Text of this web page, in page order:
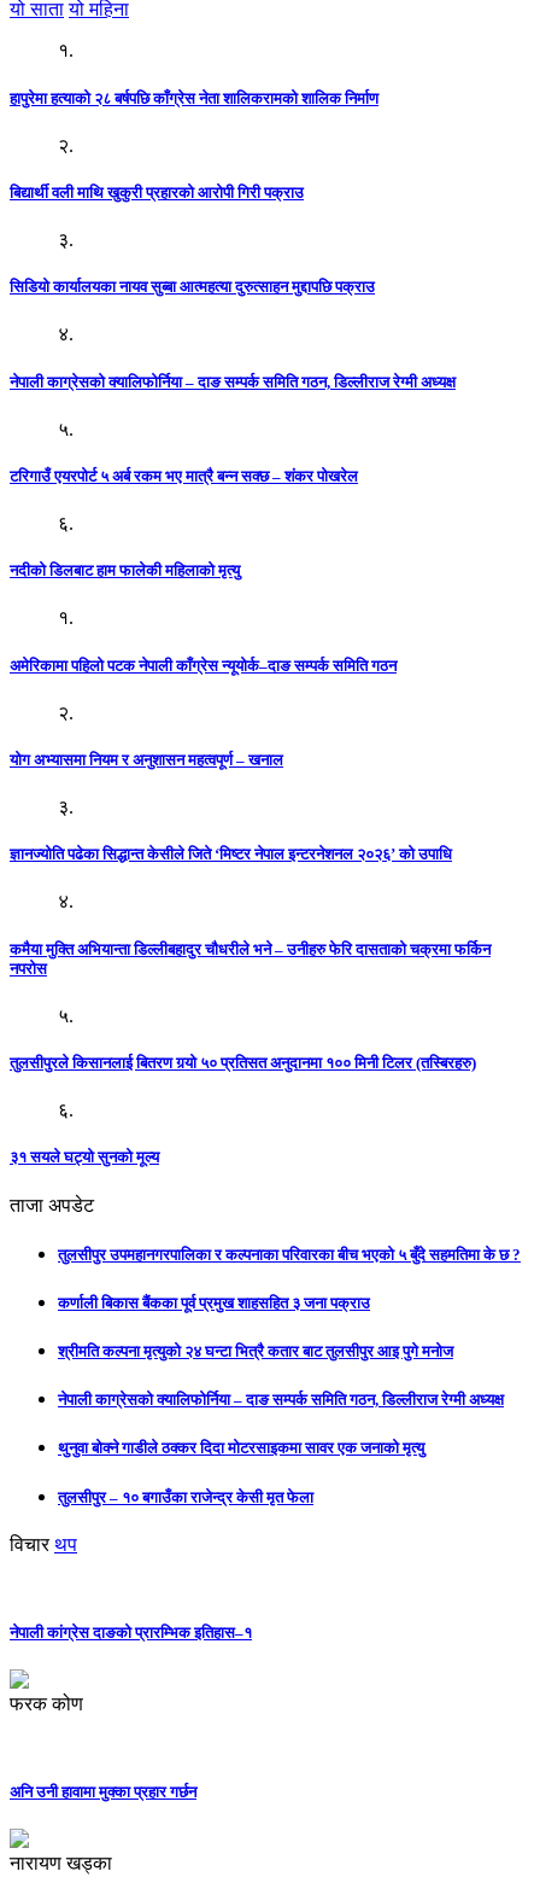
यो साता यो महिना
१.
हापुरेमा हत्याको २८ बर्षपछि काँग्रेस नेता शालिकरामको शालिक निर्माण
२.
बिद्यार्थी वली माथि खुकुरी प्रहारको आरोपी गिरी पक्राउ
३.
सिडियो कार्यालयका नायव सुब्बा आत्महत्या दुरुत्साहन मुद्दापछि पक्राउ
४.
नेपाली काग्रेसको क्यालिफोर्निया – दाङ सम्पर्क समिति गठन, डिल्लीराज रेग्मी अध्यक्ष
५.
टरिगाउँ एयरपोर्ट ५ अर्ब रकम भए मात्रै बन्न सक्छ – शंकर पोखरेल
६.
नदीको डिलबाट हाम फालेकी महिलाको मृत्यु
१.
अमेरिकामा पहिलो पटक नेपाली काँग्रेस न्यूयोर्क–दाङ सम्पर्क समिति गठन
२.
योग अभ्यासमा नियम र अनुशासन महत्वपूर्ण – खनाल
३.
ज्ञानज्योति पढेका सिद्धान्त केसीले जिते ‘मिष्टर नेपाल इन्टरनेशनल २०२६’ को उपाधि
४.
कमैया मुक्ति अभियान्ता डिल्लीबहादुर चौधरीले भने – उनीहरु फेरि दासताको चक्रमा फर्किन
नपरोस
५.
तुलसीपुरले किसानलाई बितरण गर्‍यो ५० प्रतिसत अनुदानमा १०० मिनी टिलर (तस्बिरहरु)
६.
३१ सयले घट्यो सुनको मूल्य
ताजा अपडेट
तुलसीपुर उपमहानगरपालिका र कल्पनाका परिवारका बीच भएको ५ बुँदे सहमतिमा के छ ?
कर्णाली बिकास बैंकका पूर्व प्रमुख शाहसहित ३ जना पक्राउ
श्रीमति कल्पना मृत्युको २४ घन्टा भित्रै कतार बाट तुलसीपुर आइ पुगे मनोज
नेपाली काग्रेसको क्यालिफोर्निया – दाङ सम्पर्क समिति गठन, डिल्लीराज रेग्मी अध्यक्ष
थुनुवा बोक्ने गाडीले ठक्कर दिदा मोटरसाइकमा सावर एक जनाको मृत्यु
तुलसीपुर – १० बगाउँका राजेन्द्र केसी मृत फेला
विचार थप
नेपाली कांग्रेस दाङको प्रारम्भिक इतिहास–१
फरक कोण
अनि उनी हावामा मुक्का प्रहार गर्छन
नारायण खड्का